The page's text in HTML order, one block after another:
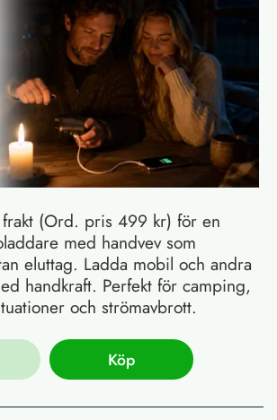
(Ord. pris 499 kr) för en
med handvev som
eluttag. Ladda mobil och andra
handkraft. Perfekt för camping,
och strömavbrott.
Köp